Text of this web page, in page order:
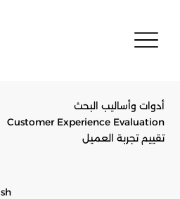
Customer Experience Evaluation
تقييم تجربة العميل
أدوات وأساليب البحث